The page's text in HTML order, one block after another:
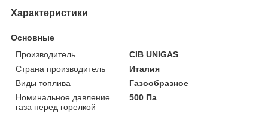
Характеристики
Основные
Производитель
CIB UNIGAS
Страна производитель
Италия
Виды топлива
Газообразное
Номинальное давление
газа перед горелкой
500 Па